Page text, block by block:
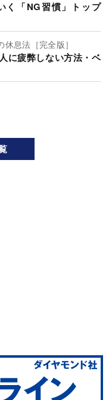
く「NG習慣」トップ
息法［完全版］
に疲弊しない方法・ベ